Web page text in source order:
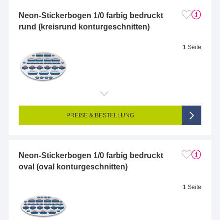
Neon-Stickerbogen 1/0 farbig bedruckt
rund (kreisrund konturgeschnitten)
1 Seite
Endformat (bedruckte Fläche): 5.5 x 5.5 cm
Seitigkeit: 1-seitig (Vorderseite bedruckt, Rückseite unbedruckt)
1/0-farbig (schwarz/weiss bedruckt)
PREISE & BESTELLUNG
Neon-Stickerbogen 1/0 farbig bedruckt
oval (oval konturgeschnitten)
1 Seite